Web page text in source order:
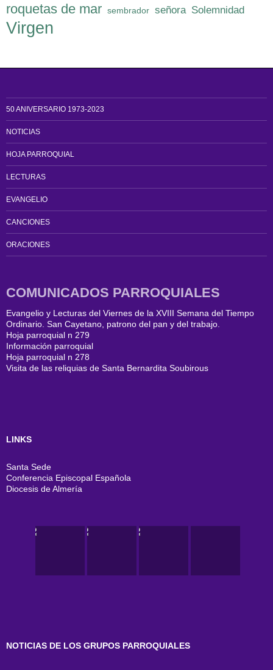
roquetas de mar sembrador señora Solemnidad
Virgen
50 ANIVERSARIO 1973-2023
NOTICIAS
HOJA PARROQUIAL
LECTURAS
EVANGELIO
CANCIONES
ORACIONES
COMUNICADOS PARROQUIALES
Evangelio y Lecturas del Viernes de la XVIII Semana del Tiempo
Ordinario. San Cayetano, patrono del pan y del trabajo.
Hoja parroquial n 279
Información parroquial
Hoja parroquial n 278
Visita de las reliquias de Santa Bernardita Soubirous
LINKS
Santa Sede
Conferencia Episcopal Española
Diocesis de Almería
NOTICIAS DE LOS GRUPOS PARROQUIALES